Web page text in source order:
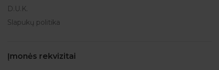
D.U.K.
Slapukų politika
Įmonės rekvizitai